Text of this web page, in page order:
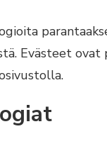
Evästeet ovat